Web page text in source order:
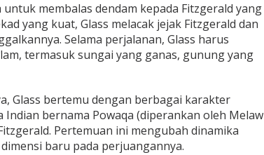
membalas dendam kepada Fitzgerald yang
yang kuat, Glass melacak jejak Fitzgerald dan
Selama perjalanan, Glass harus
termasuk sungai yang ganas, gunung yang
Glass bertemu dengan berbagai karakter
bernama Powaqa (diperankan oleh Melaw
Pertemuan ini mengubah dinamika
baru pada perjuangannya.